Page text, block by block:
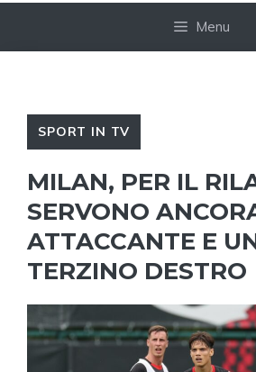
Menu
SPORT IN TV
MILAN, PER IL
SERVONO
ATTACCANTE E
TERZINO DESTRO